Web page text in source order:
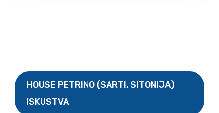
HOUSE PETRINO (SARTI, SITONIJA)
ISKUSTVA